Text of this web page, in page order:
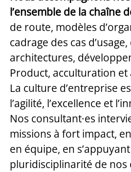
l’ensemble de la chaîne
de route, modèles
cadrage des cas
architectures,
Product, acculturation
La culture d’entreprise
l’agilité, l’excellence et
Nos consultant·es
missions à fort impact,
en équipe, en
pluridisciplinarité de nos